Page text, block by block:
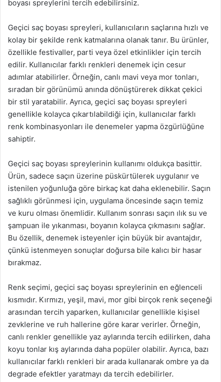
boyası spreylerini tercih edebilirsiniz.
Geçici saç boyası spreyleri, kullanıcıların saçlarına hızlı ve
kolay bir şekilde renk katmalarına olanak tanır. Bu ürünler,
özellikle festivaller, parti veya özel etkinlikler için tercih
edilir. Kullanıcılar farklı renkleri denemek için cesur
adımlar atabilirler. Örneğin, canlı mavi veya mor tonları,
sıradan bir görünümü anında dönüştürerek dikkat çekici
bir stil yaratabilir. Ayrıca, geçici saç boyası spreyleri
genellikle kolayca çıkartılabildiği için, kullanıcılar farklı
renk kombinasyonları ile denemeler yapma özgürlüğüne
sahiptir.
Geçici saç boyası spreylerinin kullanımı oldukça basittir.
Ürün, sadece saçın üzerine püskürtülerek uygulanır ve
istenilen yoğunluğa göre birkaç kat daha eklenebilir. Saçın
sağlıklı görünmesi için, uygulama öncesinde saçın temiz
ve kuru olması önemlidir. Kullanım sonrası saçın ılık su ve
şampuan ile yıkanması, boyanın kolayca çıkmasını sağlar.
Bu özellik, denemek isteyenler için büyük bir avantajdır,
çünkü istenmeyen sonuçlar doğursa bile kalıcı bir hasar
bırakmaz.
Renk seçimi, geçici saç boyası spreylerinin en eğlenceli
kısmıdır. Kırmızı, yeşil, mavi, mor gibi birçok renk seçeneği
arasından tercih yaparken, kullanıcılar genellikle kişisel
zevklerine ve ruh hallerine göre karar verirler. Örneğin,
canlı renkler genellikle yaz aylarında tercih edilirken, daha
koyu tonlar kış aylarında daha popüler olabilir. Ayrıca, bazı
kullanıcılar farklı renkleri bir arada kullanarak ombre ya da
degrade efektler yaratmayı da tercih edebilirler.